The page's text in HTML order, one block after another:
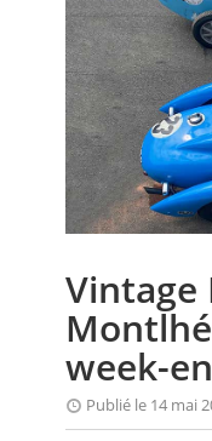
MONTAGNE
EVÈNEMENTS
CALENDRIER
FOCUS
ANNUAIRES
PETITES
Vintage
week-
Publié le 14 mai